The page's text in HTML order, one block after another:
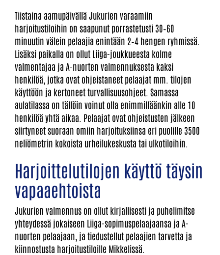
Tiistaina aamupäivällä Jukurien varaamiin
harjoitustiloihin on saapunut porrastetusti 30–60
minuutin välein pelaajia enintään 2–4 hengen ryhmissä.
Lisäksi paikalla on ollut Liiga-joukkueesta kolme
valmentajaa ja A-nuorten valmennuksesta kaksi
henkilöä, jotka ovat ohjeistaneet pelaajat mm. tilojen
käyttöön ja kertoneet turvallisuusohjeet. Samassa
aulatilassa on tällöin voinut olla enimmilläänkin alle 10
henkilöä yhtä aikaa. Pelaajat ovat ohjeistusten jälkeen
siirtyneet suoraan omiin harjoituksiinsa eri puolille 3500
neliömetrin kokoista urheilukeskusta tai ulkotiloihin.
Harjoittelutilojen käyttö täysin
vapaaehtoista
Jukurien valmennus on ollut kirjallisesti ja puhelimitse
yhteydessä jokaiseen Liiga-sopimuspelaajaansa ja A-
nuorten pelaajaan, ja tiedustellut pelaajien tarvetta ja
kiinnostusta harjoitustiloille Mikkelissä.